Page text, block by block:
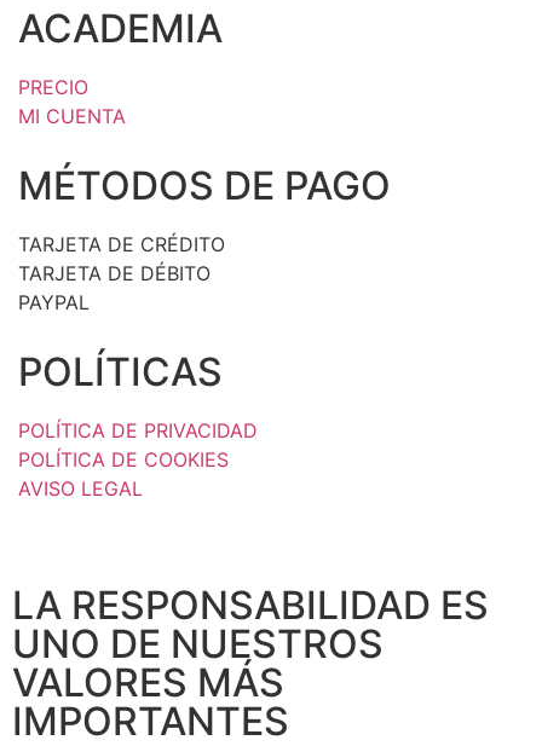
ACADEMIA
PRECIO
MI CUENTA
MÉTODOS DE PAGO
TARJETA DE CRÉDITO
TARJETA DE DÉBITO
PAYPAL
POLÍTICAS
POLÍTICA DE PRIVACIDAD
POLÍTICA DE COOKIES
AVISO LEGAL
LA RESPONSABILIDAD ES
UNO DE NUESTROS
VALORES MÁS
IMPORTANTES